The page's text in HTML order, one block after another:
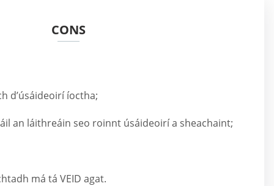
CONS
d’úsáideoirí íoctha;
an láithreáin seo roinnt úsáideoirí a sheachaint;
má tá VEID agat.